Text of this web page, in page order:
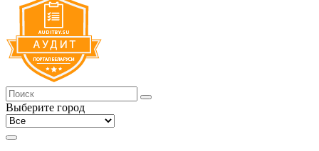
Выберите город